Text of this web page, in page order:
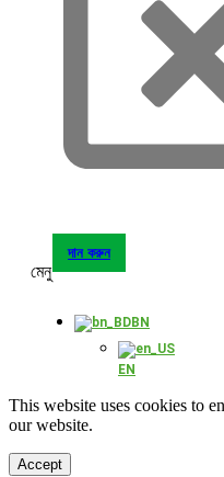
দান করুন
মেনু
BN
EN
This website uses cookies to
our website.
Accept